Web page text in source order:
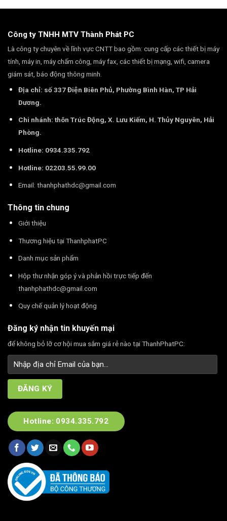
Công ty TNHH MTV Thành Phát PC
Là công ty chuyên về lĩnh vực CNTT bao gồm: cung cấp các thiết bị máy
tính, máy in, máy chấm công, máy fax, các thiết bị mạng, wifi, camera
giám sát, báo động thông minh.
Địa chỉ: số 337 Điện Biên Phủ, Phường Bình Hàn, TP Hải
Dương.
Chi nhánh: thôn Trúc Động, X. Lưu Kiếm, H. Thủy Nguyên, Hải
Phòng.
Hotline: 0934.335.792
Hotline: 02203.55.99.00
Email: thanhphathdc@gmail.com
Thông tin chung
Giới thiệu
Thương hiệu tại ThanhphatPC
Danh mục sản phẩm
Hộp thư nhận góp ý và phản hồi trực tiếp đến
thanhphathdc@gmail.com
Quy chế quản lý hoạt động
Đăng ký nhận tin khuyến mại
để không bỏ lỡ cơ hội mua sắm giá rẻ nào tại ThanhPhatPC:
Hotline: 0934.335.792